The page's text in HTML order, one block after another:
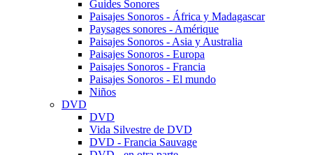
Guides Sonores
Paisajes Sonoros - África y Madagascar
Paysages sonores - Amérique
Paisajes Sonoros - Asia y Australia
Paisajes Sonoros - Europa
Paisajes Sonoros - Francia
Paisajes Sonoros - El mundo
Niños
DVD
DVD
Vida Silvestre de DVD
DVD - Francia Sauvage